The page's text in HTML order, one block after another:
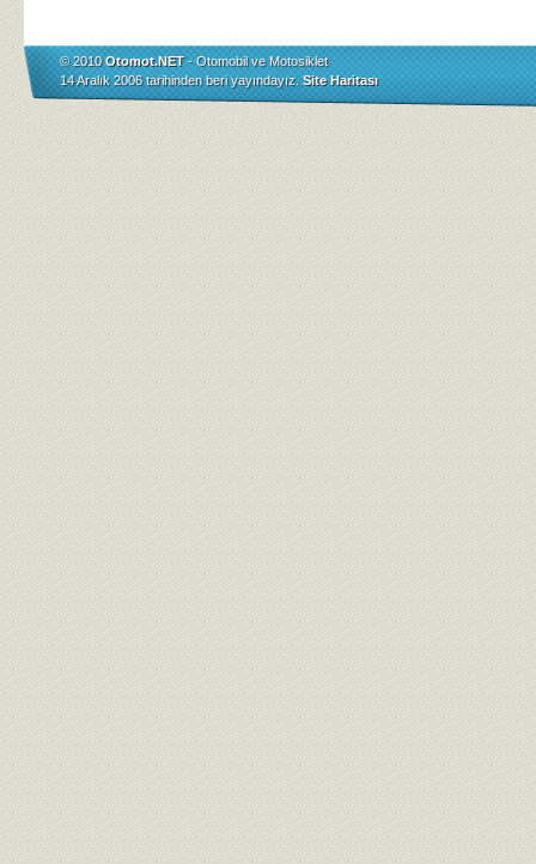
© 2010Otomot.NET- Otomobil ve Motosiklet
14 Aralık 2006 tarihinden beri yayındayız. Site Haritası